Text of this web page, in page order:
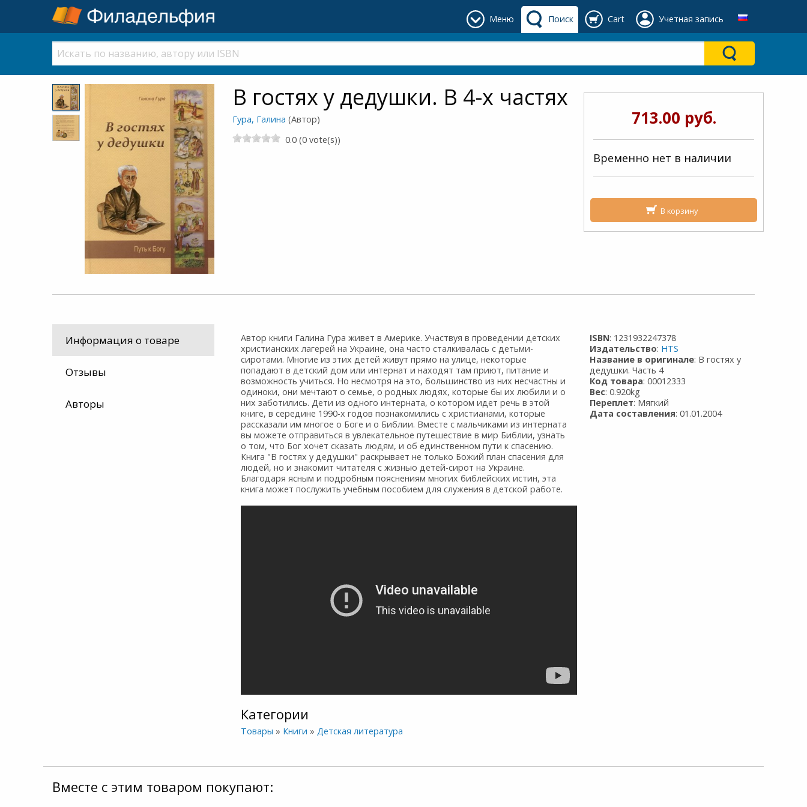
Меню Поиск Cart Учетная запись
В гостях у дедушки. В 4-х частях
Гура, Галина (Автор)
0.0 (0 vote(s))
713.00 руб.
Временно нет в наличии
В корзину
Информация о товаре
Отзывы
Авторы
Автор книги Галина Гура живет в Америке. Участвуя в проведении детских
христианских лагерей на Украине, она часто сталкивалась с детьми-
сиротами. Многие из этих детей живут прямо на улице, некоторые
попадают в детский дом или интернат и находят там приют, питание и
возможность учиться. Но несмотря на это, большинство из них несчастны и
одиноки, они мечтают о семье, о родных людях, которые бы их любили и о
них заботились. Дети из одного интерната, о котором идет речь в этой
книге, в середине 1990-х годов познакомились с христианами, которые
рассказали им многое о Боге и о Библии. Вместе с мальчиками из интерната
вы можете отправиться в увлекательное путешествие в мир Библии, узнать
о том, что Бог хочет сказать людям, и об единственном пути к спасению.
Книга "В гостях у дедушки" раскрывает не только Божий план спасения для
людей, но и знакомит читателя с жизнью детей-сирот на Украине.
Благодаря ясным и подробным пояснениям многих библейских истин, эта
книга может послужить учебным пособием для служения в детской работе.
Категории
Товары » Книги »Детская литература
ISBN: 1231932247378
Издательство: HTS
Название в оригинале: В гостях у
дедушки. Часть 4
Код товара: 00012333
Вес: 0.920kg
Переплет: Мягкий
Дата составления: 01.01.2004
Вместе с этим товаром покупают: